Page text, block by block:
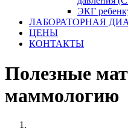
ЭКГ
ЛАБОРАТОРНАЯ
ЦЕНЫ
КОНТАКТЫ
Полезные
маммологию